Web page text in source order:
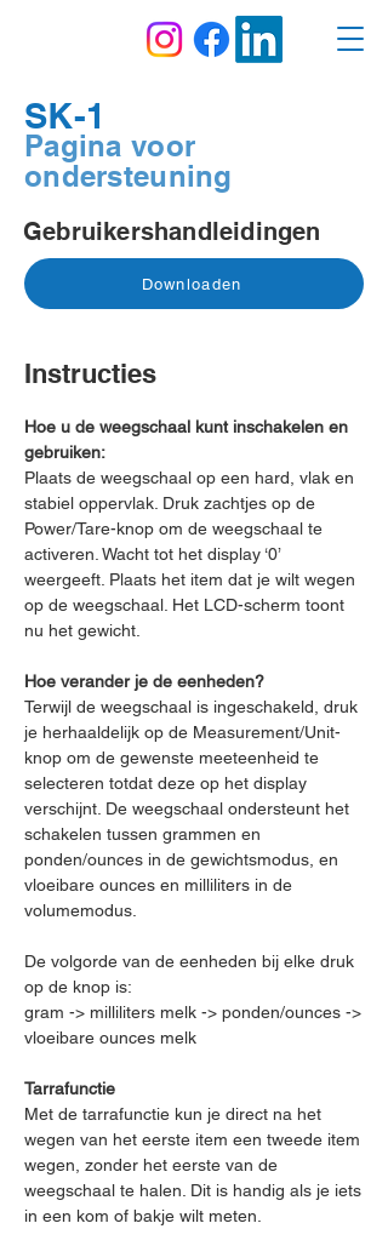
SK-1
Pagina voor
ondersteuning
Gebruikershandleidingen
Downloaden
Instructies
Hoe u de weegschaal kunt inschakelen en
gebruiken:
Plaats de weegschaal op een hard, vlak en
stabiel oppervlak. Druk zachtjes op de
Power/Tare-knop om de weegschaal te
activeren. Wacht tot het display ‘0’
weergeeft. Plaats het item dat je wilt wegen
op de weegschaal. Het LCD-scherm toont
nu het gewicht.
Hoe verander je de eenheden?
Terwijl de weegschaal is ingeschakeld, druk
je herhaaldelijk op de Measurement/Unit-
knop om de gewenste meeteenheid te
selecteren totdat deze op het display
verschijnt. De weegschaal ondersteunt het
schakelen tussen grammen en
ponden/ounces in de gewichtsmodus, en
vloeibare ounces en milliliters in de
volumemodus.
De volgorde van de eenheden bij elke druk
op de knop is:
gram -> milliliters melk -> ponden/ounces ->
vloeibare ounces melk
Tarrafunctie
Met de tarrafunctie kun je direct na het
wegen van het eerste item een tweede item
wegen, zonder het eerste van de
weegschaal te halen. Dit is handig als je iets
in een kom of bakje wilt meten.